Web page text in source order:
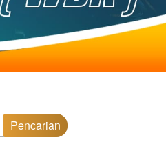
Pencarian